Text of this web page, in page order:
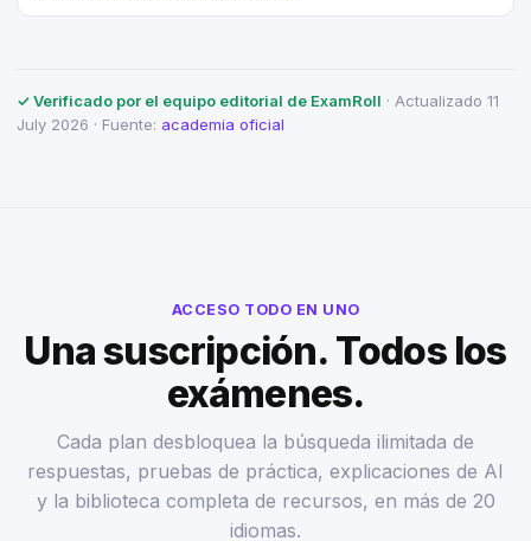
✓ Verificado por el equipo editorial de ExamRoll · Actualizado 11
July 2026 · Fuente: academia oficial
ACCESO TODO EN UNO
Una suscripción. Todos los
exámenes.
Cada plan desbloquea la búsqueda ilimitada de
respuestas, pruebas de práctica, explicaciones de AI
y la biblioteca completa de recursos, en más de 20
idiomas.